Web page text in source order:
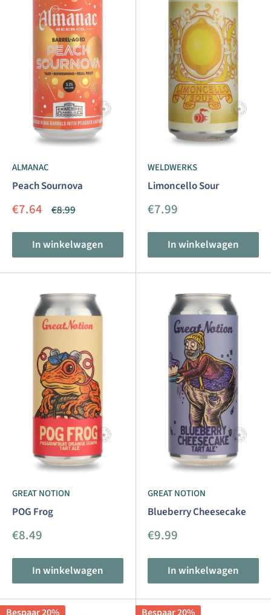
ALMANAC
Peach Sournova
Aanbiedingsprijs
€7.64 Normale
€8.99
In winkelwagen
WELDWERKS
Limoncello Sour
Aanbiedingsprijs
€7.99
In winkelwagen
GREAT NOTION
POG Frog
Aanbiedingsprijs
€8.49
In winkelwagen
GREAT NOTION
Blueberry Cheesecake
Aanbiedingsprijs
€9.99
In winkelwagen